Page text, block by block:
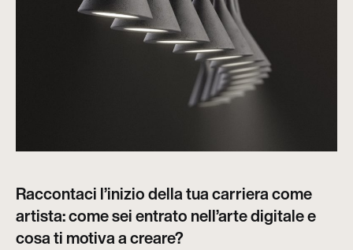
Raccontaci l’inizio della tua carriera come
artista: come sei entrato nell’arte digitale e
cosa ti motiva a creare?